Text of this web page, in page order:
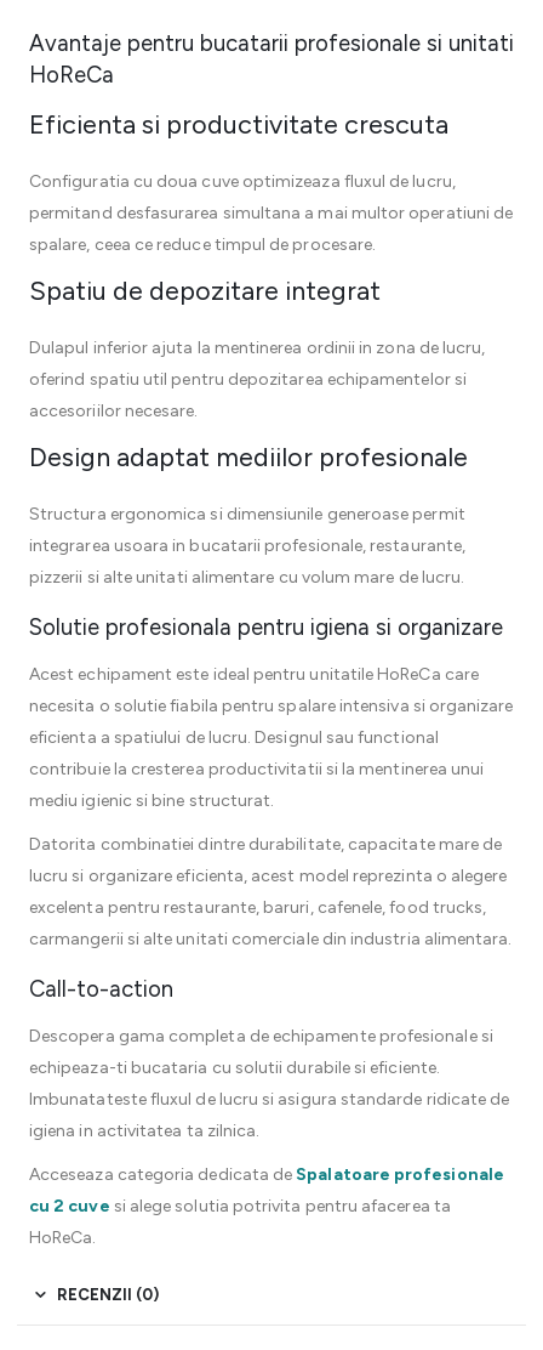
Avantaje pentru bucatarii profesionale si unitati
HoReCa
Eficienta si productivitate crescuta
Configuratia cu doua cuve optimizeaza fluxul de lucru,
permitand desfasurarea simultana a mai multor operatiuni de
spalare, ceea ce reduce timpul de procesare.
Spatiu de depozitare integrat
Dulapul inferior ajuta la mentinerea ordinii in zona de lucru,
oferind spatiu util pentru depozitarea echipamentelor si
accesoriilor necesare.
Design adaptat mediilor profesionale
Structura ergonomica si dimensiunile generoase permit
integrarea usoara in bucatarii profesionale, restaurante,
pizzerii si alte unitati alimentare cu volum mare de lucru.
Solutie profesionala pentru igiena si organizare
Acest echipament este ideal pentru unitatile HoReCa care
necesita o solutie fiabila pentru spalare intensiva si organizare
eficienta a spatiului de lucru. Designul sau functional
contribuie la cresterea productivitatii si la mentinerea unui
mediu igienic si bine structurat.
Datorita combinatiei dintre durabilitate, capacitate mare de
lucru si organizare eficienta, acest model reprezinta o alegere
excelenta pentru restaurante, baruri, cafenele, food trucks,
carmangerii si alte unitati comerciale din industria alimentara.
Call-to-action
Descopera gama completa de echipamente profesionale si
echipeaza-ti bucataria cu solutii durabile si eficiente.
Imbunatateste fluxul de lucru si asigura standarde ridicate de
igiena in activitatea ta zilnica.
Acceseaza categoria dedicata de Spalatoare profesionale
cu 2 cuve si alege solutia potrivita pentru afacerea ta
HoReCa.
RECENZII (0)